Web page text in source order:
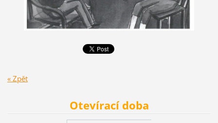
« Zpět
Otevírací doba